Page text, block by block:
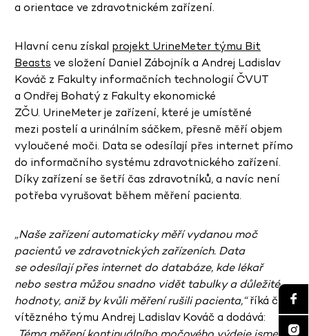
a orientace ve zdravotnickém zařízení.
Hlavní cenu získal projekt UrineMeter týmu Bit
Beasts ve složení Daniel Zábojník a Andrej Ladislav
Kováč z Fakulty informačních technologií ČVUT
a Ondřej Bohatý z Fakulty ekonomické
ZČU. UrineMeter je zařízení, které je umístěné
mezi postelí a urinálním sáčkem, přesně měří objem
vyloučené moči. Data se odesílají přes internet přímo
do informačního systému zdravotnického zařízení.
Díky zařízení se šetří čas zdravotníků, a navíc není
potřeba vyrušovat během měření pacienta.
„Naše zařízení automaticky měří vydanou moč
pacientů ve zdravotnických zařízeních. Data
se odesílají přes internet do databáze, kde lékař
nebo sestra můžou snadno vidět tabulky a důležité
hodnoty, aniž by kvůli měření rušili pacienta,“říká člen
vítězného týmu Andrej Ladislav Kováč a dodává: